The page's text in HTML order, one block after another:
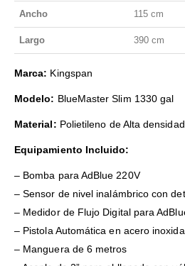
Ancho 115 cm
Largo 390 cm
Marca: Kingspan
Modelo: BlueMaster Slim 1330 gal
Material: Polietileno de Alta densidad
Equipamiento Incluido:
– Bomba para AdBlue 220V
– Sensor de nivel inalámbrico con
– Medidor de Flujo Digital para
– Pistola Automática en acero
– Manguera de 6 metros